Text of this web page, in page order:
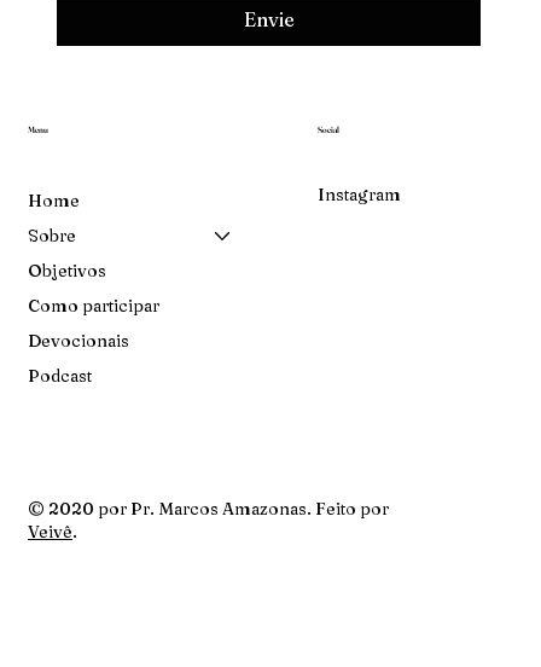
Menu
Home
Sobre
Objetivos
Como participar
Devocionais
Podcast
Social
Instagram
Envie
© 2020 por Pr. Marcos Amazonas. Feito por
Veivê.